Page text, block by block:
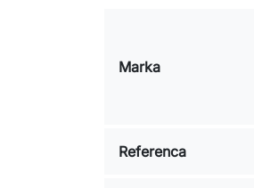
Marka
Referenca